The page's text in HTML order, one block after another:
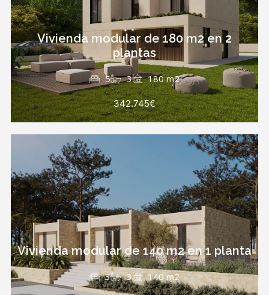
Vivienda modular de 180 m2 en 2
plantas
5 3 180 m2
342.745€
Vivienda modular de 140 m2 en 1 planta
3 3 140 m2